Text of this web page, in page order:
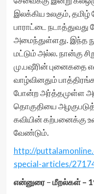
இலக்கிய உலகும், தமிழ்
பாராட்டை நடாத்துவது
அமைந்துள்ளது. இந்த
மட்டும் அல்ல. நான்கு
மு.பஷீரின் புனைகதை
வாழ்வினதும்
போன்ற அர்த்தமுள்ள
தொகுதியை
கவியின் கற்பனைக்கு
வேண்டும்.
http://
special-articles/
என்னுரை–மீறல்கள் –